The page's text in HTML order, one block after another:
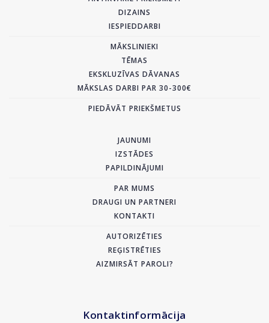
DIZAINS
IESPIEDDARBI
MĀKSLINIEKI
TĒMAS
EKSKLUZĪVAS DĀVANAS
MĀKSLAS DARBI PAR 30-300€
PIEDĀVĀT PRIEKŠMETUS
JAUNUMI
IZSTĀDES
PAPILDINĀJUMI
PAR MUMS
DRAUGI UN PARTNERI
KONTAKTI
AUTORIZĒTIES
REĢISTRĒTIES
AIZMIRSĀT PAROLI?
Kontaktinformācija